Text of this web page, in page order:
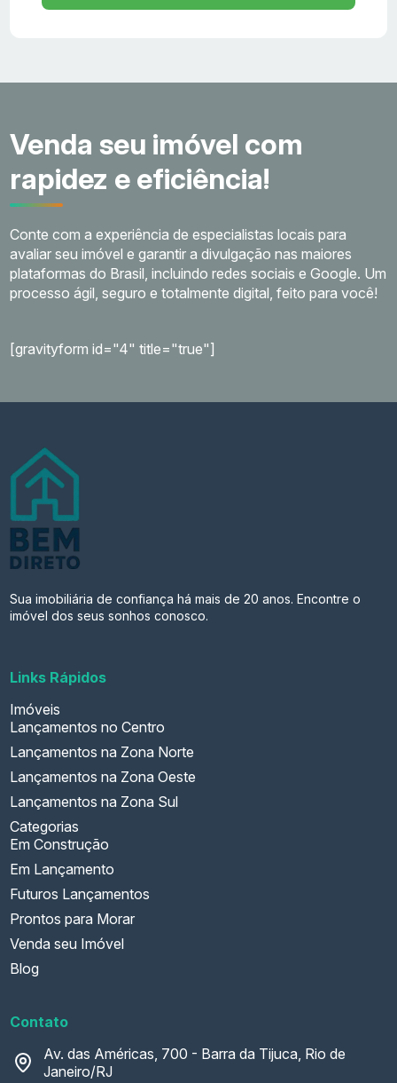
Venda seu imóvel com
rapidez e eficiência!
Conte com a experiência de especialistas locais para
avaliar seu imóvel e garantir a divulgação nas maiores
plataformas do Brasil, incluindo redes sociais e Google. Um
processo ágil, seguro e totalmente digital, feito para você!
[gravityform id="4" title="true"]
Sua imobiliária de confiança há mais de 20 anos. Encontre o
imóvel dos seus sonhos conosco.
Links Rápidos
Imóveis
Lançamentos no Centro
Lançamentos na Zona Norte
Lançamentos na Zona Oeste
Lançamentos na Zona Sul
Categorias
Em Construção
Em Lançamento
Futuros Lançamentos
Prontos para Morar
Venda seu Imóvel
Blog
Contato
Av. das Américas, 700 - Barra da Tijuca, Rio de
Janeiro/RJ